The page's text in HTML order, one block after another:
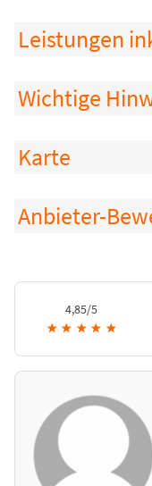
Leistungen
Wichtige
Karte
Anbieter-
4,85/5
★ ★ ★ ★ ★